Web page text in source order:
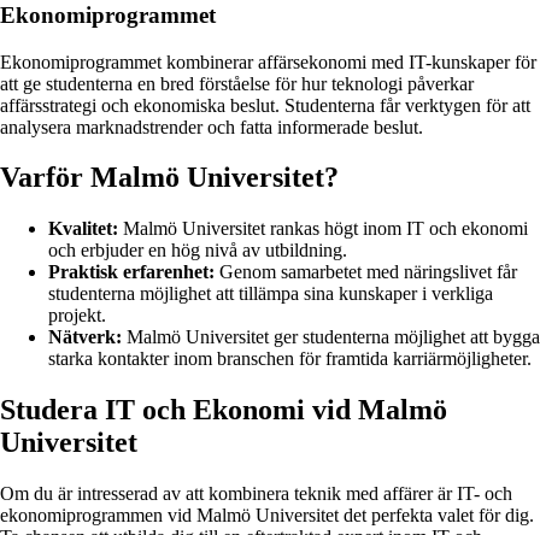
Ekonomiprogrammet
Ekonomiprogrammet kombinerar affärsekonomi med IT-kunskaper för
att ge studenterna en bred förståelse för hur teknologi påverkar
affärsstrategi och ekonomiska beslut. Studenterna får verktygen för att
analysera marknadstrender och fatta informerade beslut.
Varför Malmö Universitet?
Kvalitet: Malmö Universitet rankas högt inom IT och ekonomi
och erbjuder en hög nivå av utbildning.
Praktisk erfarenhet: Genom samarbetet med näringslivet får
studenterna möjlighet att tillämpa sina kunskaper i verkliga
projekt.
Nätverk: Malmö Universitet ger studenterna möjlighet att bygga
starka kontakter inom branschen för framtida karriärmöjligheter.
Studera IT och Ekonomi vid Malmö
Universitet
Om du är intresserad av att kombinera teknik med affärer är IT- och
ekonomiprogrammen vid Malmö Universitet det perfekta valet för dig.